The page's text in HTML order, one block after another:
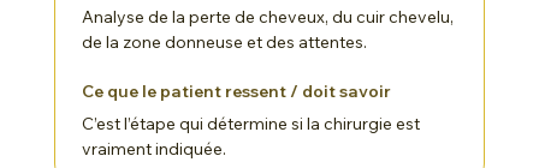
Analyse de la perte de cheveux, du cuir chevelu,
de la zone donneuse et des attentes.
C’est l’étape qui détermine si la chirurgie est
vraiment indiquée.